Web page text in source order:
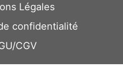
Légales
confidentialité
CGV